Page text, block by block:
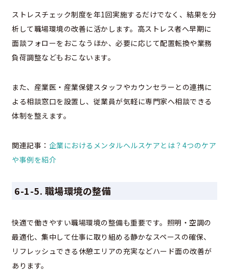
ストレスチェック制度を年1回実施するだけでなく、結果を分
析して職場環境の改善に活かします。高ストレス者へ早期に
面談フォローをおこなうほか、必要に応じて配置転換や業務
負荷調整などもおこないます。
また、産業医・産業保健スタッフやカウンセラーとの連携に
よる相談窓口を設置し、従業員が気軽に専門家へ相談できる
体制を整えます。
関連記事： 企業におけるメンタルヘルスケアとは？4つのケア
や事例を紹介
6-1-5. 職場環境の整備
快適で働きやすい職場環境の整備も重要です。照明・空調の
最適化、集中して仕事に取り組める静かなスペースの確保、
リフレッシュできる休憩エリアの充実などハード面の改善が
あります。